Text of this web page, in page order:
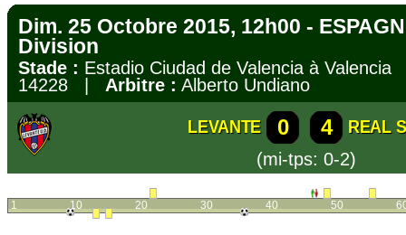
Dim. 25 Octobre 2015, 12h00 -
Division
Stade : Estadio Ciudad de Valencia à
14228 | Arbitre : Alberto Undiano
LEVANTE 0 4
REAL
(mi-tps: 0-2)
1 10 20 30 40 50